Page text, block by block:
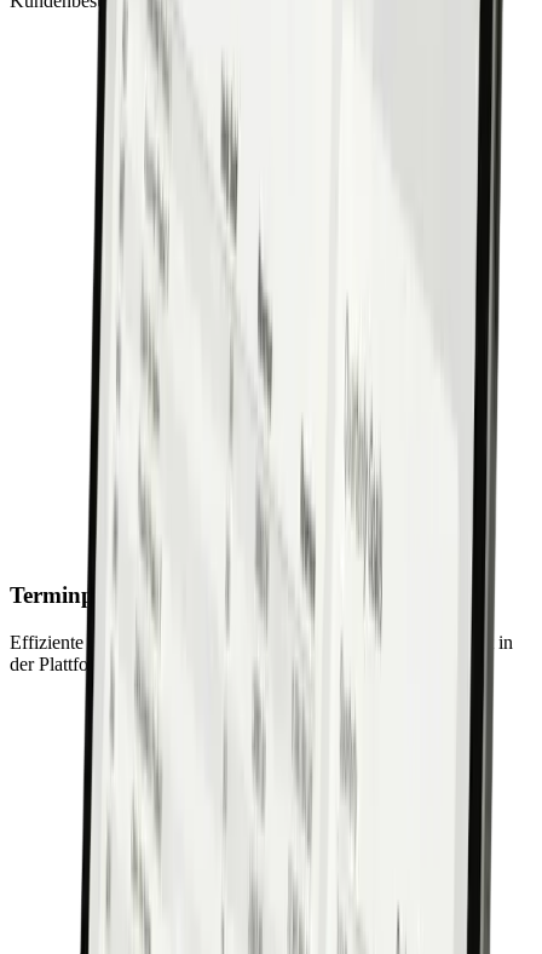
Terminplanung
Effiziente Planung und Verwaltung von Kundenterminen direkt in
der Plattform – übersichtlich und zeitsparend.